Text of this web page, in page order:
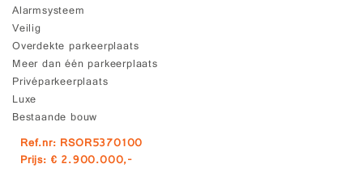
Alarmsysteem
Veilig
Overdekte parkeerplaats
Meer dan één parkeerplaats
Privéparkeerplaats
Luxe
Bestaande bouw
Ref.nr: RSOR5370100
Prijs: € 2.900.000,-